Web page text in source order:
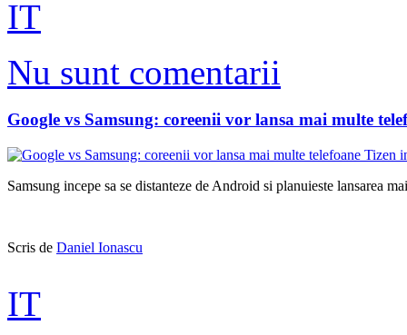
IT
Nu sunt comentarii
Google vs Samsung: coreenii vor lansa mai multe
Samsung incepe sa se distanteze de Android si planuieste lansarea
Scris de Daniel Ionascu
IT